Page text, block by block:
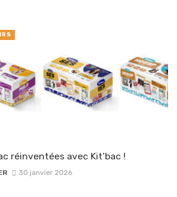
réinventées avec Kit’bac !
30 janvier 2026